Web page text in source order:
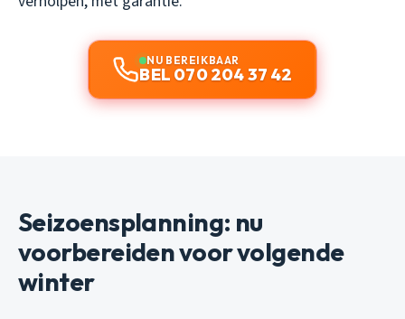
NU BEREIKBAAR
BEL 070 204 37 42
Seizoensplanning: nu
voorbereiden voor volgende
winter